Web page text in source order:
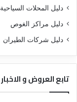
دليل المحلات السياحية
دليل مراكز الغوص
دليل شركات الطيران
تابع العروض و الاخبار